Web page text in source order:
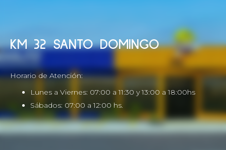
KM 32 SANTO DOMINGO
Horario de Atención:
Lunes a Viernes: 07:00 a 11:30 y 13:00 a 18:00hs
Sábados: 07:00 a 12:00 hs.